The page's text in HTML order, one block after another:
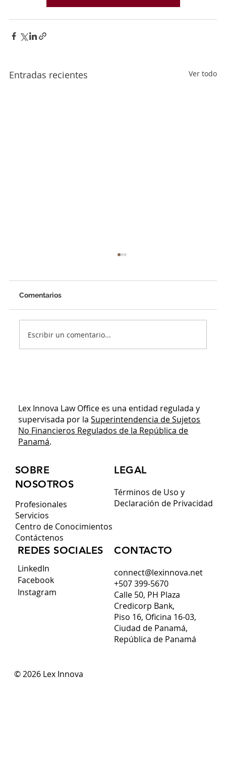
Entradas recientes Ver todo
Comentarios
Escribir un comentario...
Lex Innova Law Office es una entidad regulada y
supervisada por la Superintendencia de Sujetos
No Financieros Regulados de la República de
Panamá.
SOBRE
NOSOTROS
Profesionales
Servicios
Centro de Conocimientos
Contáctenos
LEGAL
Términos de Uso y
Declaración de Privacidad
REDES SOCIALES
LinkedIn
Facebook
Instagram
CONTACTO
connect@lexinnova.net
+507 399-5670
Calle 50, PH Plaza
Credicorp Bank,
Piso 16, Oficina 16-03,
Ciudad de Panamá,
República de Panamá
© 2026 Lex Innova